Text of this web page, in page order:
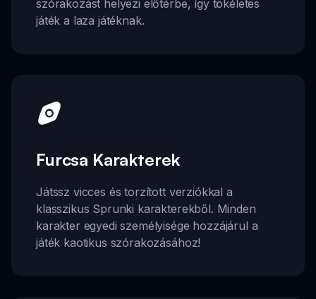
szórakozást helyezi előtérbe, így tökéletes
játék a laza játéknak.
Furcsa Karakterek
Játssz vicces és torzított verziókkal a
klasszikus Sprunki karakterekből. Minden
karakter egyedi személyisége hozzájárul a
játék kaotikus szórakozásához!